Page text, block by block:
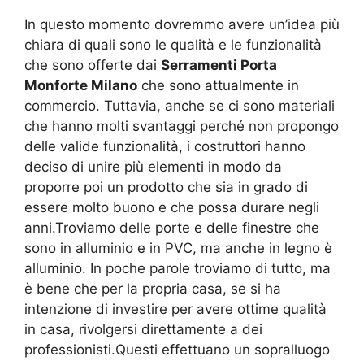
In questo momento dovremmo avere un’idea più
chiara di quali sono le qualità e le funzionalità
che sono offerte dai Serramenti Porta
Monforte Milano che sono attualmente in
commercio. Tuttavia, anche se ci sono materiali
che hanno molti svantaggi perché non propongo
delle valide funzionalità, i costruttori hanno
deciso di unire più elementi in modo da
proporre poi un prodotto che sia in grado di
essere molto buono e che possa durare negli
anni.Troviamo delle porte e delle finestre che
sono in alluminio e in PVC, ma anche in legno è
alluminio. In poche parole troviamo di tutto, ma
è bene che per la propria casa, se si ha
intenzione di investire per avere ottime qualità
in casa, rivolgersi direttamente a dei
professionisti.Questi effettuano un sopralluogo